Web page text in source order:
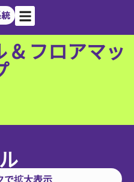
& フロアマッ
で拡大表示